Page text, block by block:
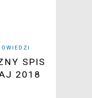
SPIS
2018